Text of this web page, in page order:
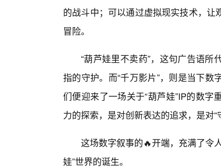
的战斗中；可以通过虚拟现实技术，
冒险。
“葫芦娃里不卖药”，这句广告语
指的守护。而“千万影片”，则是当下
们便迎来了一场关于“葫芦娃”IP的数
力的探索，是对创新表达的追求，是对
这场数字叙事的🔥开端，充满了令
娃”世界的诞生。